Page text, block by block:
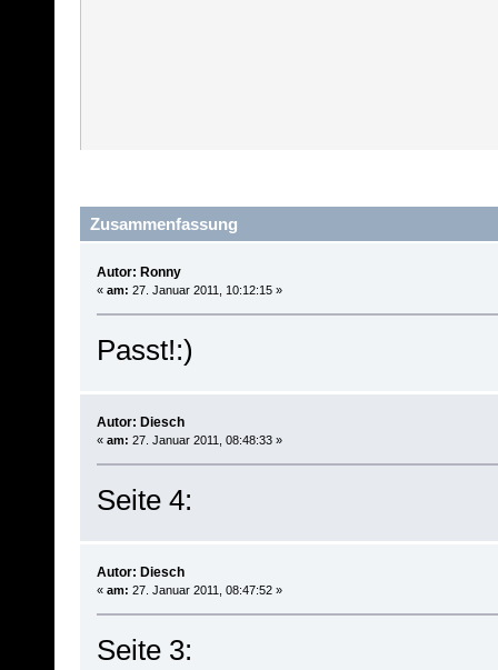
Zusammenfassung
Autor: Ronny
« am: 27. Januar 2011, 10:12:15 »
Passt!:)
Autor: Diesch
« am: 27. Januar 2011, 08:48:33 »
Seite 4:
Autor: Diesch
« am: 27. Januar 2011, 08:47:52 »
Seite 3: